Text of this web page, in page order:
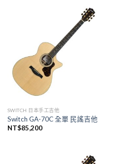
SWITCH 日本手工吉他
Switch GA-70C 全單 民謠吉他
NT$85,200